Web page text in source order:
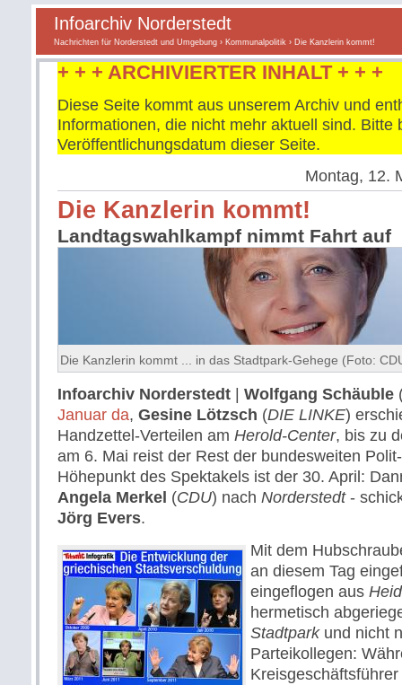
Infoarchiv Norderstedt
Nachrichten für Norderstedt und Umgebung › Kommunalpolitik › Die Kanzlerin kommt!
+ + + ARCHIVIERTER INHALT + + +
Diese Seite kommt aus unserem Archiv und
Informationen, die nicht mehr aktuell sind. Bitte
Veröffentlichungsdatum dieser Seite.
Montag, 12.
Die Kanzlerin kommt!
Landtagswahlkampf nimmt Fahrt auf
Die Kanzlerin kommt ... in das Stadtpark-Gehege (Foto:
Infoarchiv Norderstedt Wolfgang Schäuble
Januar da, Gesine Lötzsch (DIE LINKE)
Handzettel-Verteilen am Herold-Center, bis zu
am 6. Mai reist der Rest der bundesweiten
Höhepunkt des Spektakels ist der 30. April:
Angela Merkel (CDU) nach Norderstedt-
Jörg Evers.
Mit dem
an diesem Tag
eingeflogen aus
hermetisch
Stadtparkund nicht
Parteikollegen: